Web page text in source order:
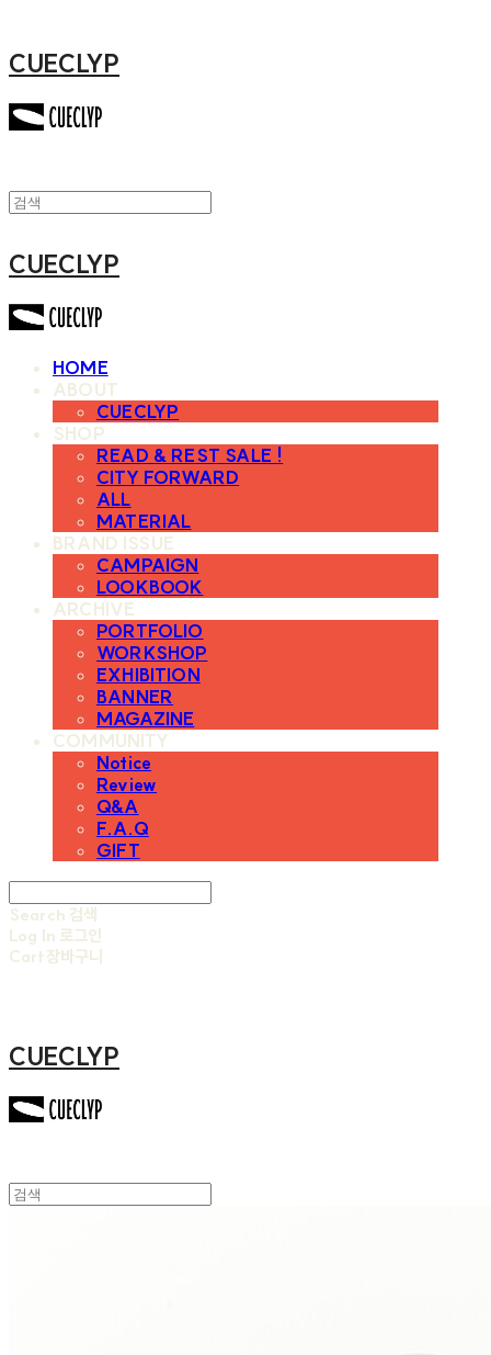
CUECLYP
CUECLYP
HOME
ABOUT
CUECLYP
SHOP
READ & REST SALE !
CITY FORWARD
ALL
MATERIAL
BRAND ISSUE
CAMPAIGN
LOOKBOOK
ARCHIVE
PORTFOLIO
WORKSHOP
EXHIBITION
BANNER
MAGAZINE
COMMUNITY
Notice
Review
Q&A
F.A.Q
GIFT
Search 검색
Log In 로그인
Cart장바구니
CUECLYP